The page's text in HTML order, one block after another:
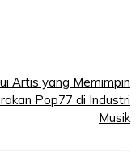
Artis yang Memimpin
Pop77 di Industri
Musik